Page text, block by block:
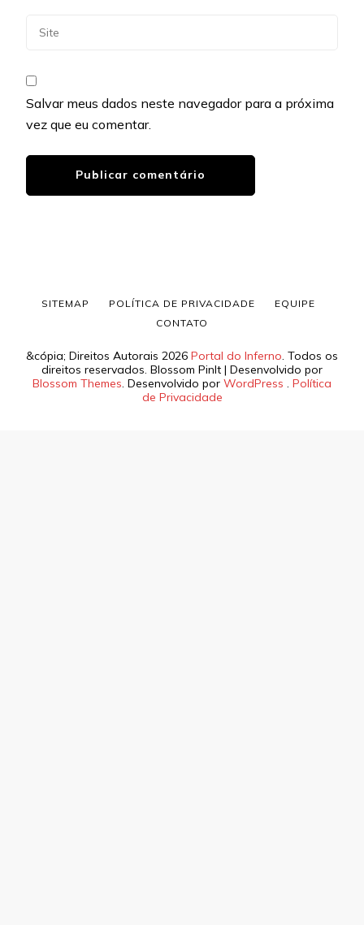
Salvar meus dados neste navegador para a próxima
vez que eu comentar.
&cópia; Direitos Autorais 2026 Portal do Inferno. Todos os
direitos reservados. Blossom PinIt | Desenvolvido por
Blossom Themes. Desenvolvido por WordPress . Política
de Privacidade
SITEMAP POLÍTICA DE PRIVACIDADE
EQUIPE
CONTATO